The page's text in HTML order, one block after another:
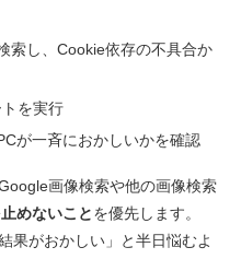
索し、Cookie依存の不具合か
を実行
が一斉におかしいかを確認
画像検索や他の画像検索
めないことを優先します。
果がおかしい」と半日悩むよ